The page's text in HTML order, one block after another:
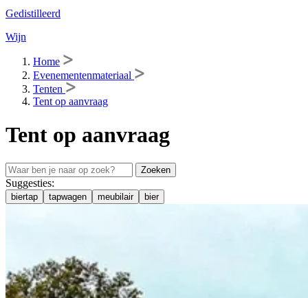
Gedistilleerd
Wijn
Home
Evenementenmateriaal
Tenten
Tent op aanvraag
Tent op aanvraag
Zoeken
Suggesties:
biertap tapwagen meubilair bier